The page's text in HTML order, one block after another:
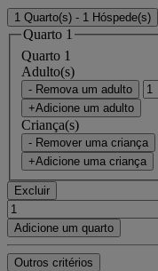
1 Quarto(s) - 1 Hóspede(s)
Quarto 1
Quarto 1
Adulto(s)
- Remova um adulto
+Adicione um adulto
Criança(s)
- Remover uma criança
+Adicione uma criança
Excluir
Adicione um quarto
Outros critérios